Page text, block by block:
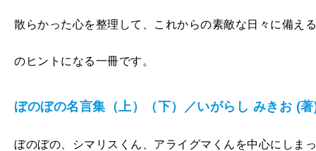
散らかった心を整理して、これからの素敵な日々に備え
のヒントになる一冊です。
ぼのぼの名言集（上）（下）／いがらし みきお (著
ぼのぼの、シマリスくん、アライグマくんを中心にしま